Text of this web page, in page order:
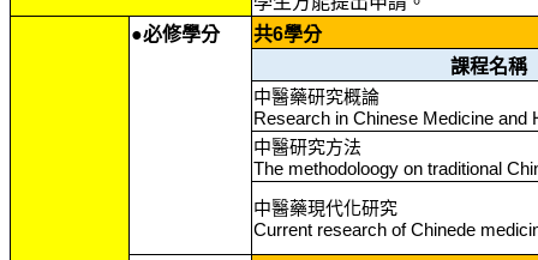
●必修學分
共6學分
課程名稱
中醫藥研究概論
Research in Chinese Medicine and
中醫研究方法
The methodoloogy on traditional
中醫藥現代化研究
Current research of Chinede